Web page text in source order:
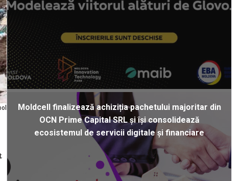
Moldcell finalizează achiziția pachetului majoritar din
OCN Prime Capital SRL și își consolidează
ecosistemul de servicii digitale și financiare